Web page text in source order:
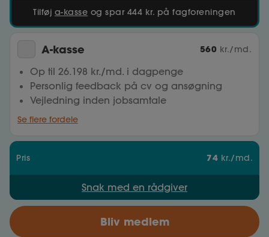
Tilføj a-kasse og spar 444 kr. på fagforeningen
A-kasse 560 kr./md.
Op til 26.198 kr./md. i dagpenge
Personlig feedback på cv og ansøgning
Vejledning inden jobsamtale
Se flere fordele
Pris 74 kr./md.
Snak med en rådgiver
Bliv medlem